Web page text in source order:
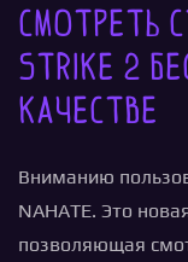
Смотреть
Strike 2
качестве
Вниманию
NAHATE. Это
позволяющая